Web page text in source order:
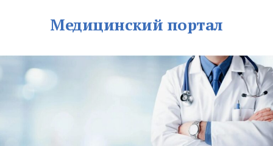
Медицинский портал